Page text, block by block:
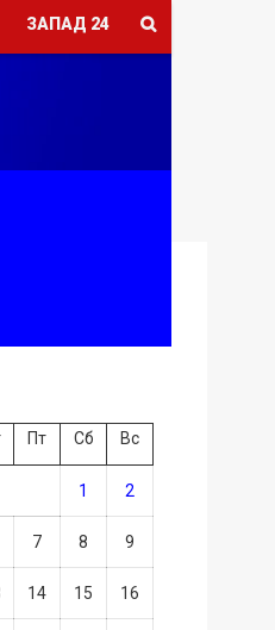
ЗАПАД 24
Пт Сб Вс
1 2
7 8 9
14 15 16